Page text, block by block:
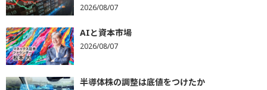
2026/08/07
AIと資本市場
2026/08/07
半導体株の調整は底値をつけたか